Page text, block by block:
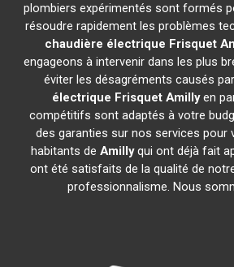
plombiers expérimentés sont formés
résoudre rapidement les problèmes
chaudière électrique Frisquet
engageons à intervenir dans les plus
éviter les désagréments causés
électrique Frisquet Amillyen
compétitifs sont adaptés à votre
des garanties sur nos services pour
habitants de Amillyqui ont déjà fait
ont été satisfaits de la qualité de
professionnalisme. Nous